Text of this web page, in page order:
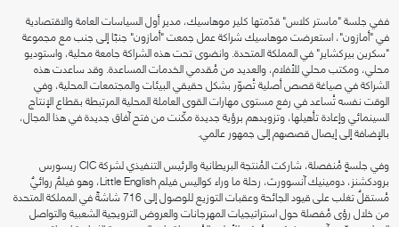
ففي جلسة "ماستر كلاس" قدّمتها كلير موهاسيك، مدير أول السياسات العامة والاقتصادية
في "أمازون"، استعرضت موهاسيك شراكة عمل جمعت "أمازون" جنبًا إلى جنب مع مجموعة
"سكرين بيركشاير" في المملكة المتحدة. وانضوى تحت هذه الشراكة جامعة محلية، واستوديو
محلي، ومكتب محلي للأفلام، والعديد من مُقدمي الخدمات المساعدة. وقد ساعدت هذه
الشراكة في صياغة قصص أصلية تُصوّر بشكل حقيقي البيئات والمجتمعات المحلية، وفي
الوقت نفسه تُساعد في رفع مستوى مهارات القوى العاملة المحلية المرتبطة بقطاع الإنتاج
السينمائي وإعادة تأهيلها، وتزويدهم برؤية جديدة مكّنت من فتح آفاق جديدة في هذا المجال،
بالإضافة إلى إيصال قصصهم إلى جمهور عالمي.
وفي جلسةٍ مُنفصلة، شاركت المُنتجة البريطانية والرئيس التنفيذي لشركة CIC ريسورس
برودكشنز، دومينيك آنسوورث، رحلة ما وراء كواليس فيلم Little English، وهو فيلمٌ روائيٌ
مُستقلٌ تغلب على قيود الجائحة وعقبات التوزيع للوصول إلى 716 شاشةً في المملكة المتحدة
من خلال رؤى مُفصلة حول استراتيجيات المهرجانات والعروض الترويجية الشعبية والتواصل